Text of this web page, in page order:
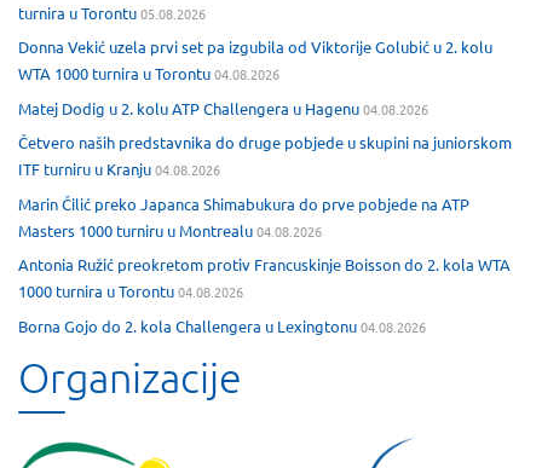
turnira u Torontu05.08.2026
Donna Vekić uzela prvi set pa izgubila od Viktorije Golubić u 2. kolu
WTA 1000 turnira u Torontu04.08.2026
Matej Dodig u 2. kolu ATP Challengera u Hagenu04.08.2026
Četvero naših predstavnika do druge pobjede u skupini na juniorskom
ITF turniru u Kranju04.08.2026
Marin Čilić preko Japanca Shimabukura do prve pobjede na ATP
Masters 1000 turniru u Montrealu04.08.2026
Antonia Ružić preokretom protiv Francuskinje Boisson do 2. kola WTA
1000 turnira u Torontu04.08.2026
Borna Gojo do 2. kola Challengera u Lexingtonu04.08.2026
Organizacije